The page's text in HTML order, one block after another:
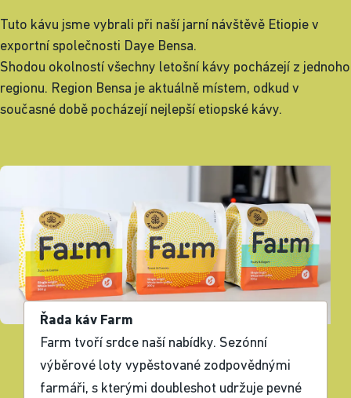
Tuto kávu jsme vybrali při naší jarní návštěvě Etiopie v
exportní společnosti Daye Bensa.
Shodou okolností všechny letošní kávy pocházejí z jednoho
regionu. Region Bensa je aktuálně místem, odkud v
současné době pocházejí nejlepší etiopské kávy.
Řada káv Farm
Farm tvoří srdce naší nabídky. Sezónní
výběrové loty vypěstované zodpovědnými
farmáři, s kterými doubleshot udržuje pevné